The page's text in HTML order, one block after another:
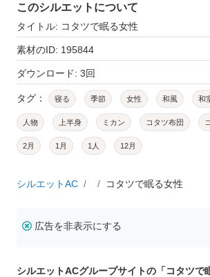
このシルエットについて
タイトル: コタツで眠る女性
素材のID: 195844
ダウンロード: 3回
タグ： 寝る 季節 女性 和風 和
人物 上半身 ミカン コタツ布団
2月 1月 1人 12月
シルエットAC コタツで眠る女性
広告を非表示にする
シルエットACグループサイトの「コタツで